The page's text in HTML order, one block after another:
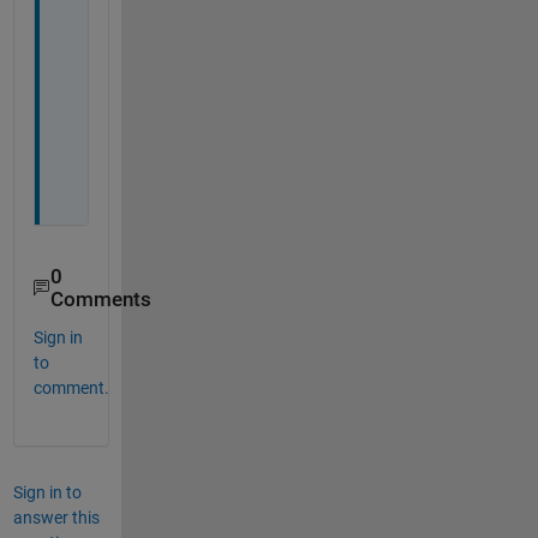
0
Comments
Sign in
to
comment.
Sign in to
answer this